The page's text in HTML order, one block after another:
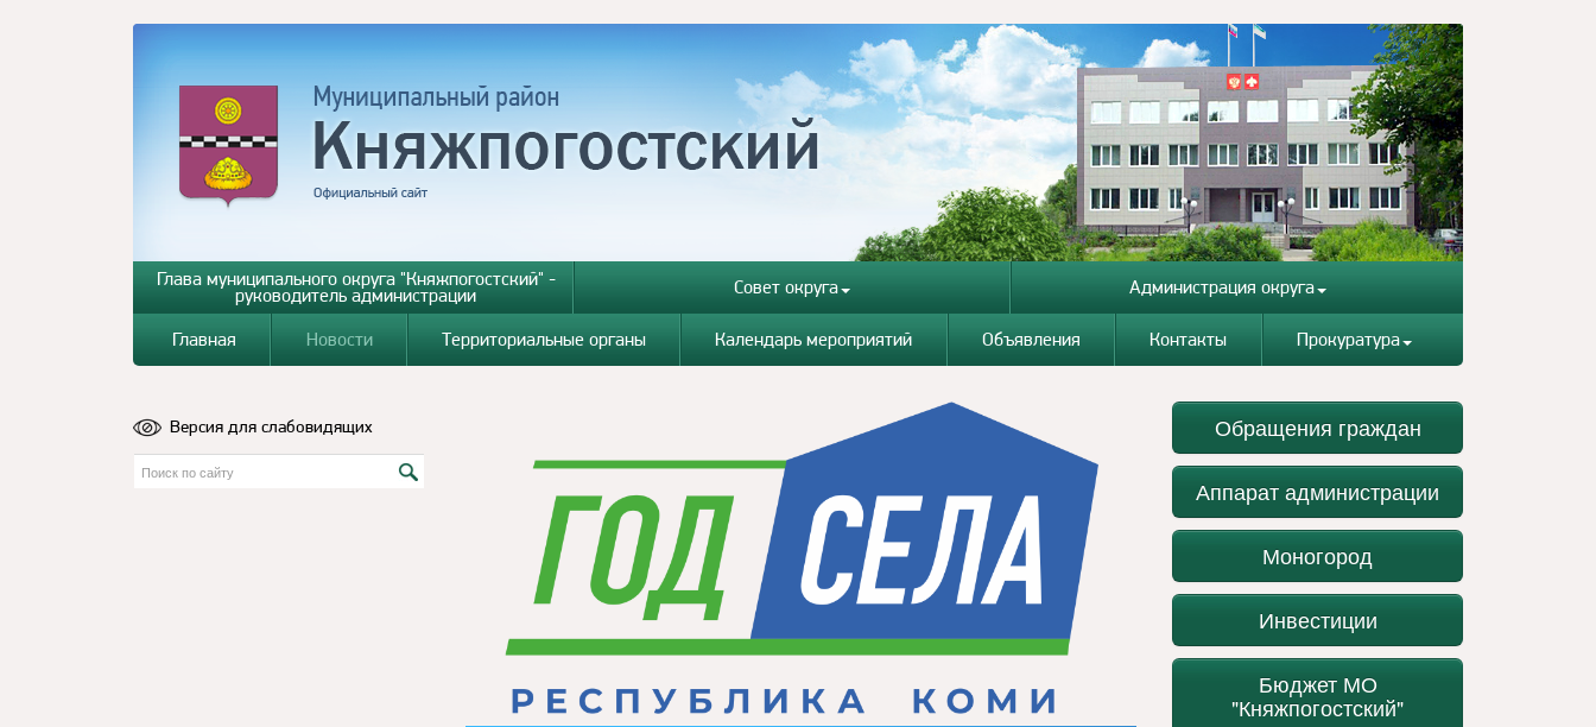
Глава муниципального округа "Княжпогостский" -
руководитель администрации Совет округа Администрация округа
Главная Новости Территориальные органы Календарь мероприятий Объявления Контакты Прокуратура
Версия для слабовидящих Обращения граждан
Аппарат администрации
Моногород
Инвестиции
Бюджет МО
"Княжпогостский"